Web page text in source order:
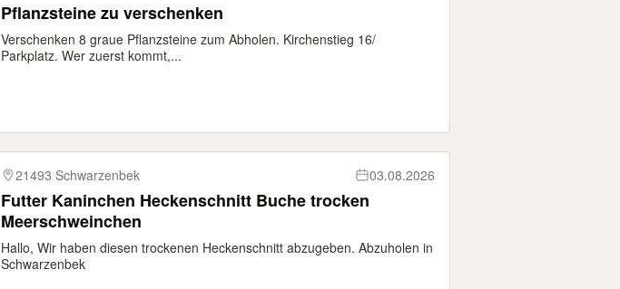
Pflanzsteine zu verschenken
Verschenken 8 graue Pflanzsteine zum Abholen. Kirchenstieg 16/
Parkplatz. Wer zuerst kommt,...
21493 Schwarzenbek 03.08.2026
Futter Kaninchen Heckenschnitt Buche trocken
Meerschweinchen
Hallo, Wir haben diesen trockenen Heckenschnitt abzugeben. Abzuholen in
Schwarzenbek